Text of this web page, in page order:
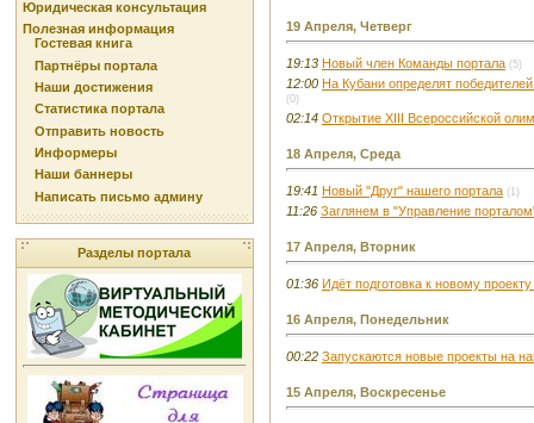
Юридическая консультация
Полезная информация
Гостевая книга
Партнёры портала
Наши достижения
Статистика портала
Отправить новость
Информеры
Наши баннеры
Написать письмо админу
Разделы портала
19 Апреля, Четверг
19:13 Новый член Команды портала (5)
12:00 На Кубани определят
(0)
02:14 Открытие XIII Всероссийской
18 Апреля, Среда
19:41 Новый "Друг" нашего портала (1)
11:26 Заглянем в "Управление
17 Апреля, Вторник
01:36 Идёт подготовка к новому
16 Апреля, Понедельник
00:22 Запускаются новые проекты на
15 Апреля, Воскресенье